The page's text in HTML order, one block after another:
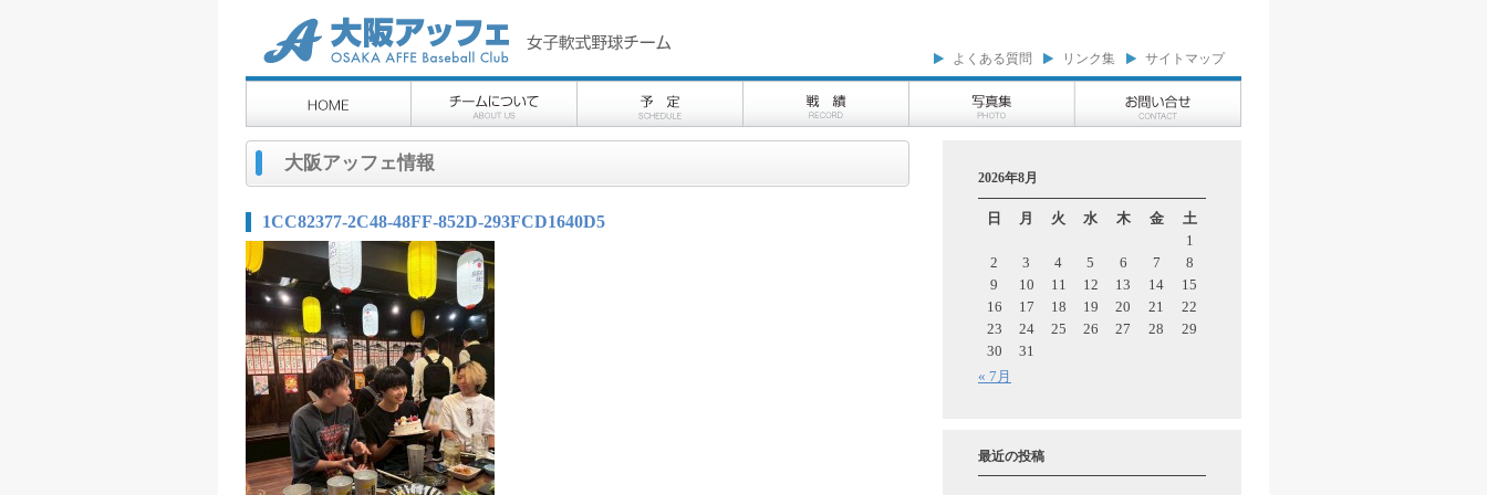
よくある質問 リンク集 サイトマップ
大阪アッフェ情報
1CC82377-2C48-48FF-852D-293FCD1640D5
2026年8月
日 月 火 水 木 金 土
« 7月
1
2
3 4 5 6 7
8
9
10 11 12 13 14
15
16
17 18 19 20 21
22
23
24 25 26 27 28
29
30
31
最近の投稿